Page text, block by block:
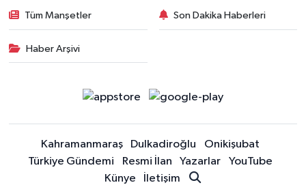
Tüm Manşetler Son Dakika Haberleri
Haber Arşivi
Kahramanmaraş Dulkadiroğlu
Onikişubat
Türkiye Gündemi
Resmi İlan Yazarlar
YouTube
Künye
İletişim